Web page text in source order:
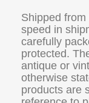
Shipped
speed in
carefully
protected.
antique or
otherwise
products are